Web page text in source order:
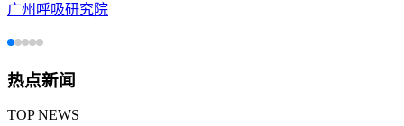
广州呼吸研究院
热点新闻
TOP NEWS